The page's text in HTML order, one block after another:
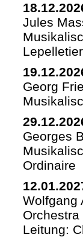
Jules
Georg
Georges
Ordinaire
Wolfgang
Leitung: